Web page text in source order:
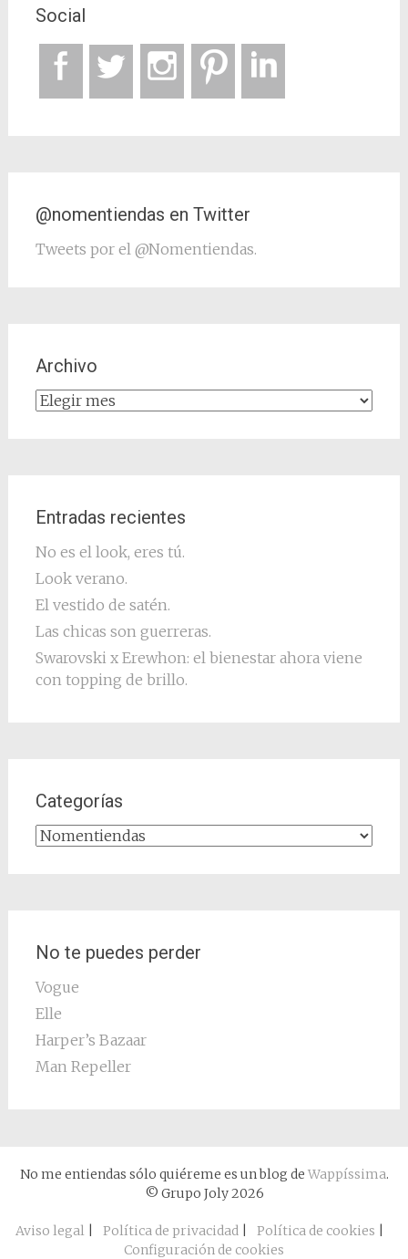
Social
@nomentiendas en Twitter
Tweets por el @Nomentiendas.
Archivo
Archivo
Entradas recientes
No es el look, eres tú.
Look verano.
El vestido de satén.
Las chicas son guerreras.
Swarovski x Erewhon: el bienestar ahora viene
con topping de brillo.
Categorías
Categorías
No te puedes perder
Vogue
Elle
Harper’s Bazaar
Man Repeller
No me entiendas sólo quiéreme es un blog de Wappíssima.
© Grupo Joly 2026
Aviso legal| Política de privacidad| Política de cookies
Configuración de cookies